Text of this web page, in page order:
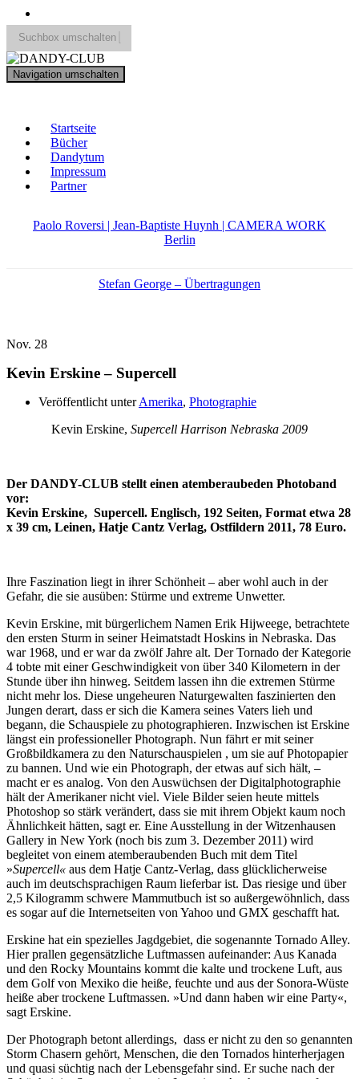
Suchbox umschalten
Search
for:
Navigation umschalten
Startseite
Bücher
Dandytum
Impressum
Partner
Paolo Roversi | Jean-Baptiste Huynh | CAMERA WORK
Berlin
Stefan George – Übertragungen
Nov. 28
Kevin Erskine – Supercell
Veröffentlicht unterAmerika, Photographie
Kevin Erskine, Supercell Harrison Nebraska 2009
Der DANDY-CLUB stellt einen atemberaubeden Photoband
vor:
Kevin Erskine, Supercell. Englisch, 192 Seiten, Format etwa 28
x 39 cm, Leinen, Hatje Cantz Verlag, Ostfildern 2011, 78 Euro.
Ihre Faszination liegt in ihrer Schönheit – aber wohl auch in der
Gefahr, die sie ausüben: Stürme und extreme Unwetter.
Kevin Erskine, mit bürgerlichem Namen Erik Hijweege, betrachtete
den ersten Sturm in seiner Heimatstadt Hoskins in Nebraska. Das
war 1968, und er war da zwölf Jahre alt. Der Tornado der Kategorie
4 tobte mit einer Geschwindigkeit von über 340 Kilometern in der
Stunde über ihn hinweg. Seitdem lassen ihn die extremen Stürme
nicht mehr los. Diese ungeheuren Naturgewalten faszinierten den
Jungen derart, dass er sich die Kamera seines Vaters lieh und
begann, die Schauspiele zu photographieren. Inzwischen ist Erskine
längst ein professioneller Photograph. Nun fährt er mit seiner
Großbildkamera zu den Naturschauspielen , um sie auf Photopapier
zu bannen. Und wie ein Photograph, der etwas auf sich hält, –
macht er es analog. Von den Auswüchsen der Digitalphotographie
hält der Amerikaner nicht viel. Viele Bilder seien heute mittels
Photoshop so stärk verändert, dass sie mit ihrem Objekt kaum noch
Ähnlichkeit hätten, sagt er. Eine Ausstellung in der Witzenhausen
Gallery in New York (noch bis zum 3. Dezember 2011) wird
begleitet von einem atemberaubenden Buch mit dem Titel
»Supercell« aus dem Hatje Cantz-Verlag, dass glücklicherweise
auch im deutschsprachigen Raum lieferbar ist. Das riesige und über
2,5 Kilogramm schwere Mammutbuch ist so außergewöhnlich, dass
es sogar auf die Internetseiten von Yahoo und GMX geschafft hat.
Erskine hat ein spezielles Jagdgebiet, die sogenannte Tornado Alley.
Hier prallen gegensätzliche Luftmassen aufeinander: Aus Kanada
und den Rocky Mountains kommt die kalte und trockene Luft, aus
dem Golf von Mexiko die heiße, feuchte und aus der Sonora-Wüste
heiße aber trockene Luftmassen. »Und dann haben wir eine Party«,
sagt Erskine.
Der Photograph betont allerdings, dass er nicht zu den so genannten
Storm Chasern gehört, Menschen, die den Tornados hinterherjagen
und quasi süchtig nach der Lebensgefahr sind. Er suche nach der